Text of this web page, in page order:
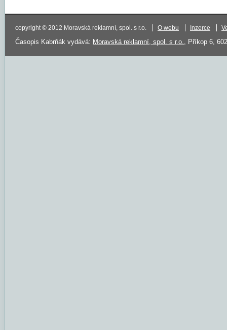
copyright © 2012 Moravská reklamní, spol. s r.o. O webu Inzerce
Časopis Kabrňák vydává: Moravská reklamní, spol. s r.o., Příkop 6,